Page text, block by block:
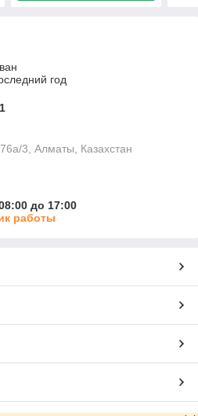
год
3, Алматы, Казахстан
до 17:00
работы